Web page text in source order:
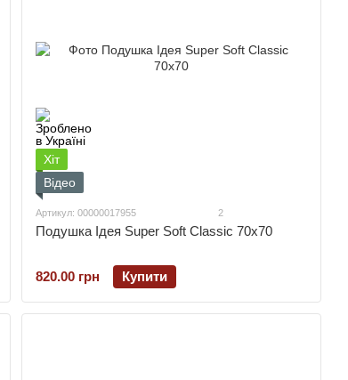
Хіт
Відео
Артикул: 00000017955 2
Подушка Ідея Super Soft Classic 70х70
820.00 грн Купити